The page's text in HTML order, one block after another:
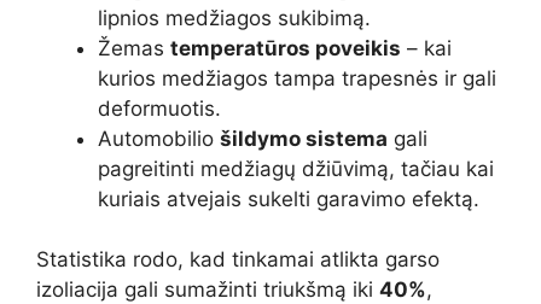
lipnios medžiagos sukibimą.
Žemas temperatūros poveikis – kai
kurios medžiagos tampa trapesnės ir gali
deformuotis.
Automobilio šildymo sistema gali
pagreitinti medžiagų džiūvimą, tačiau kai
kuriais atvejais sukelti garavimo efektą.
Statistika rodo, kad tinkamai atlikta garso
izoliacija gali sumažinti triukšmą iki 40%,